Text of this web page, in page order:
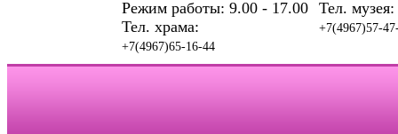
Режим работы: 9.00 - 17.00
Тел. храма:
+7(4967)65-16-44
Тел. музея:
+7(4967)57-